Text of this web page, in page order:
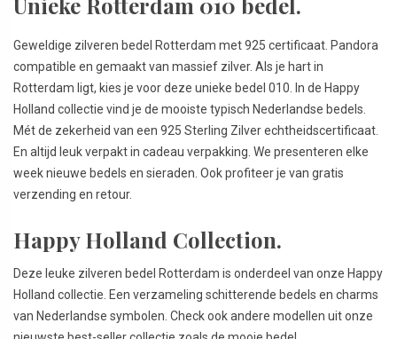
Geweldige zilveren bedel Rotterdam met 925 certificaat. Pandora
compatible en gemaakt van massief zilver. Als je hart in
Rotterdam ligt, kies je voor deze unieke bedel 010. In de Happy
Holland collectie vind je de mooiste typisch Nederlandse bedels.
Mét de zekerheid van een 925 Sterling Zilver echtheidscertificaat.
En altijd leuk verpakt in cadeau verpakking. We presenteren elke
week nieuwe bedels en sieraden. Ook profiteer je van gratis
verzending en retour.
Happy Holland Collection.
Deze leuke zilveren bedel Rotterdam is onderdeel van onze Happy
Holland collectie. Een verzameling schitterende bedels en charms
van Nederlandse symbolen. Check ook andere modellen uit onze